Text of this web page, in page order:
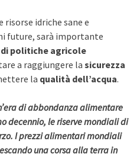
idriche sane e
future, sarà importante
politiche agricole
a raggiungere la sicurezza
la qualità dell’acqua.
di abbondanza alimentare
decennio, le riserve mondiali di
I prezzi alimentari mondiali
una corsa alla terra in